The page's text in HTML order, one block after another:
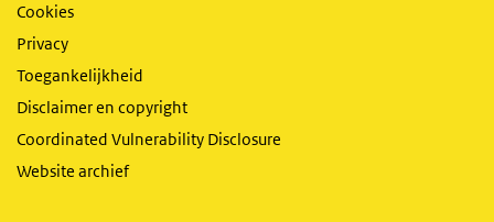
Cookies
Privacy
Toegankelijkheid
Disclaimer en copyright
Coordinated Vulnerability Disclosure
Website archief